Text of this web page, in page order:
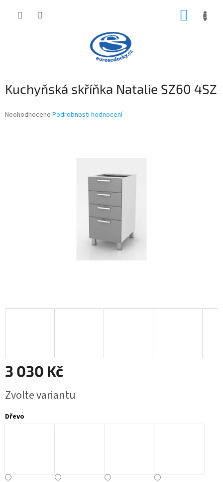
Kuchyňská skříňka Natalie SZ60 4SZ
Průměrné
Neohodnoceno Podrobnosti hodnocení
3 030 Kč
cena:
Zvolte variantu
Dřevo